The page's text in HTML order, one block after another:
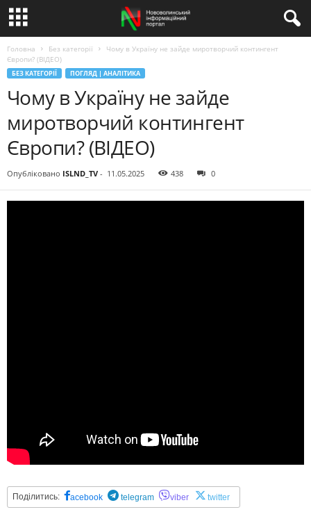
Головна Без категорії
Чому в Україну не зайде миротворчий контингент
Європи? (ВІДЕО)
БЕЗ КАТЕГОРІЇ ПОГЛЯД | АНАЛІТИКА
Чому в Україну не зайде
миротворчий контингент
Європи? (ВІДЕО)
Опубліковано ISLND_TV - 11.05.2025 438 0
Поділитись: acebook telegram viber twitter